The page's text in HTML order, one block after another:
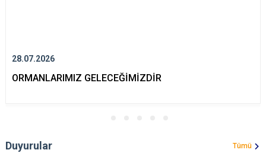
28.07.2026
ORMANLARIMIZ GELECEĞİMİZDİR
Duyurular Tümü